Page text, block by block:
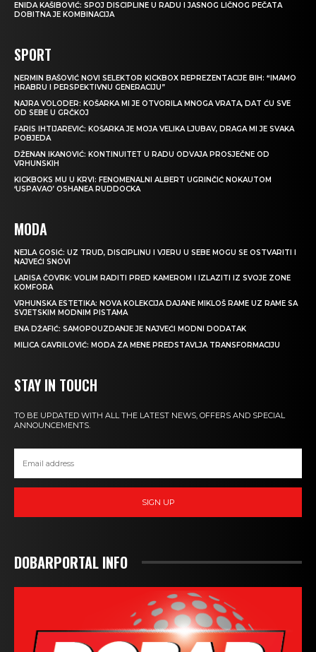
ENIDA KAŠIBOVIĆ: SPOJ DISCIPLINE U RADU I JASNOG LIČNOG PEČATA
DOBITNA JE KOMBINACIJA
SPORT
NERMIN BAŠOVIĆ NOVI SELEKTOR KICKBOX REPREZENTACIJE BIH: “IMAMO
HRABRU I PERSPEKTIVNU GENERACIJU”
NAJRA VOLODER: KOŠARKA MI JE OTVORILA MNOGA VRATA, DAT ĆU SVE
OD SEBE U GRČKOJ
FARIS IHTIJAREVIĆ: KOŠARKA JE MOJA VELIKA LJUBAV, DRAGA MI JE SVAKA
POBJEDA
DŽENAN IKANOVIĆ: KONTINUITET U RADU ODVAJA PROSJEČNE OD
VRHUNSKIH
KICKBOKS MU U KRVI: FENOMENALNI ALBERT UGRINČIĆ NOKAUTOM
‘USPAVAO’ OSHANEA RUDDOCKA
MODA
NEJLA GOSIĆ: UZ TRUD, DISCIPLINU I VJERU U SEBE MOGU SE OSTVARITI I
NAJVEĆI SNOVI
LARISA ČOVRK: VOLIM RADITI PRED KAMEROM I IZLAZITI IZ SVOJE ZONE
KOMFORA
VRHUNSKA ESTETIKA: NOVA KOLEKCIJA DAJANE MIKLOŠ RAME UZ RAME SA
SVJETSKIM MODNIM PISTAMA
ENA DŽAFIĆ: SAMOPOUZDANJE JE NAJVEĆI MODNI DODATAK
MILICA GAVRILOVIĆ: MODA ZA MENE PREDSTAVLJA TRANSFORMACIJU
STAY IN TOUCH
TO BE UPDATED WITH ALL THE LATEST NEWS, OFFERS AND SPECIAL
ANNOUNCEMENTS.
SIGN UP
DOBARPORTAL INFO